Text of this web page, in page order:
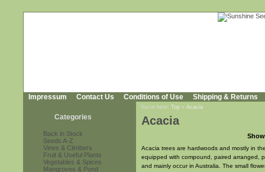
Impressum Contact Us Conditions of Use Shipping & Returns
Categories
Back in Stock
Seeds A-Z
Vines & Climbers
Fruit & Useful Plants
Vegetables & Spices
Mangroves & Pond
You're here: Top » Acacia
Acacia
Acacia trees are hardwoods and mostly in
equipped with compound, paired arranged,
and mainly occur in Australia. The small